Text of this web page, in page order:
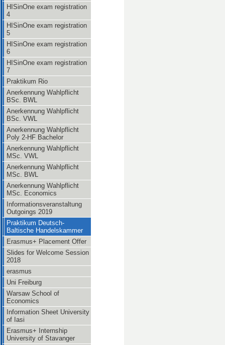
HISinOne exam registration
4
HISinOne exam registration
5
HISinOne exam registration
6
HISinOne exam registration
7
Praktikum Rio
Anerkennung Wahlpflicht
BSc. BWL
Anerkennung Wahlpflicht
BSc. VWL
Anerkennung Wahlpflicht
Poly 2-HF Bachelor
Anerkennung Wahlpflicht
MSc. VWL
Anerkennung Wahlpflicht
MSc. BWL
Anerkennung Wahlpflicht
MSc. Economics
Informationsveranstaltung
Outgoings 2019
Praktikum Deutsch-
Baltische Handelskammer
Erasmus+ Placement Offer
Slides for Welcome Session
2018
erasmus
Uni Freiburg
Warsaw School of
Economics
Information Sheet University
of Iasi
Erasmus+ Internship
University of Stavanger